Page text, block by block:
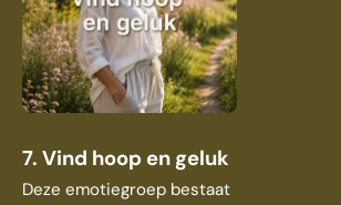
7. Vind hoop en geluk
Deze emotiegroep bestaat